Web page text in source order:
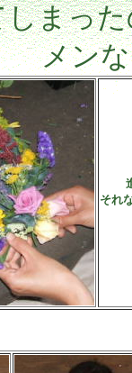
まっ
メン
それ